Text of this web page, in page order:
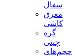
سفال
معرق
کاشی
گره
چینی
حجم‌های